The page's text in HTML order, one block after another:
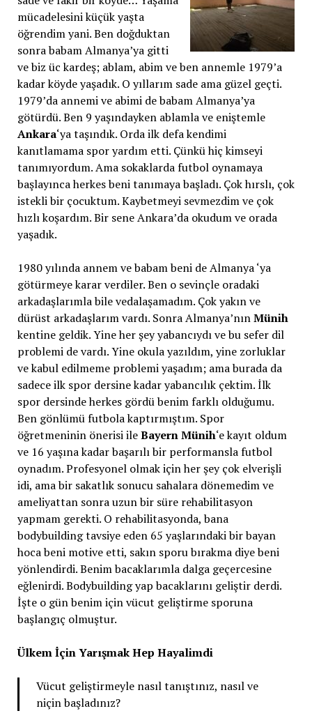
mücadelesini küçük yaşta
öğrendim yani. Ben doğduktan
sonra babam Almanya’ya gitti
ve biz üc kardeş; ablam, abim ve ben annemle 1979’a
kadar köyde yaşadık. O yıllarım sade ama güzel geçti.
1979’da annemi ve abimi de babam Almanya’ya
götürdü. Ben 9 yaşındayken ablamla ve eniştemle
Ankara‘ya taşındık. Orda ilk defa kendimi
kanıtlamama spor yardım etti. Çünkü hiç kimseyi
tanımıyordum. Ama sokaklarda futbol oynamaya
başlayınca herkes beni tanımaya başladı. Çok hırslı, çok
istekli bir çocuktum. Kaybetmeyi sevmezdim ve çok
hızlı koşardım. Bir sene Ankara’da okudum ve orada
yaşadık.
1980 yılında annem ve babam beni de Almanya ‘ya
götürmeye karar verdiler. Ben o sevinçle oradaki
arkadaşlarımla bile vedalaşamadım. Çok yakın ve
dürüst arkadaşlarım vardı. Sonra Almanya’nınMünih
kentine geldik. Yine her şey yabancıydı ve bu sefer dil
problemi de vardı. Yine okula yazıldım, yine zorluklar
ve kabul edilmeme problemi yaşadım; ama burada da
sadece ilk spor dersine kadar yabancılık çektim. İlk
spor dersinde herkes gördü benim farklı olduğumu.
Ben gönlümü futbola kaptırmıştım. Spor
öğretmeninin önerisi ileBayern Münih‘e kayıt oldum
ve 16 yaşına kadar başarılı bir performansla futbol
oynadım. Profesyonel olmak için her şey çok elverişli
idi, ama bir sakatlık sonucu sahalara dönemedim ve
ameliyattan sonra uzun bir süre rehabilitasyon
yapmam gerekti. O rehabilitasyonda, bana
bodybuilding tavsiye eden 65 yaşlarındaki bir bayan
hoca beni motive etti, sakın sporu bırakma diye beni
yönlendirdi. Benim bacaklarımla dalga geçercesine
eğlenirdi. Bodybuilding yap bacaklarını geliştir derdi.
İşte o gün benim için vücut geliştirme sporuna
başlangıç olmuştur.
Ülkem İçin Yarışmak Hep Hayalimdi
Vücut geliştirmeyle nasıl tanıştınız, nasıl ve
niçin başladınız?